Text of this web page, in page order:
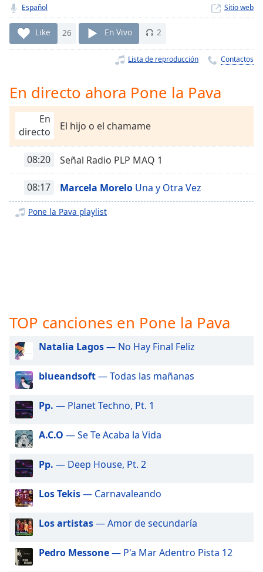
currently
behind
liveLIVE
Remaining
Time-
Rate
Chapters
Chapters
descriptions
off,
settings
subtitles
selected
Audio
Track
Picture-
in-
Picture
Fullscreen
This
window.
Beginning
Español Sitio web
Like 26 En Vivo 2
Lista de reproducción Contactos
En directo ahora Pone la Pava
En
directo
El hijo o el chamame
08:20 Señal Radio PLP MAQ 1
08:17 Marcela Morelo Una y Otra Vez
Pone la Pava playlist
TOP canciones en Pone la Pava
Natalia Lagos— No Hay Final Feliz
blueandsoft— Todas las mañanas
Pp. — Planet Techno, Pt. 1
A.C.O — Se Te Acaba la Vida
Pp. — Deep House, Pt. 2
Los Tekis— Carnavaleando
Los artistas— Amor de secundaría
Pedro Messone— P'a Mar Adentro Pista 12